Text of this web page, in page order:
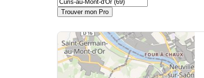
Trouver mon Pro